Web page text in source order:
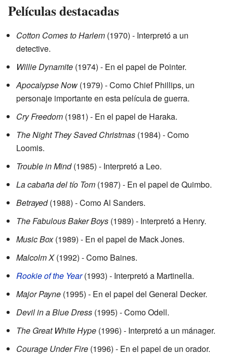
Películas destacadas
Cotton Comes to Harlem (1970) - Interpretó a un
detective.
Willie Dynamite (1974) - En el papel de Pointer.
Apocalypse Now (1979) - Como Chief Phillips, un
personaje importante en esta película de guerra.
Cry Freedom (1981) - En el papel de Haraka.
The Night They Saved Christmas (1984) - Como
Loomis.
Trouble in Mind(1985) - Interpretó a Leo.
La cabaña del tío Tom (1987) - En el papel de Quimbo.
Betrayed(1988) - Como Al Sanders.
The Fabulous Baker Boys (1989) - Interpretó a Henry.
Music Box(1989) - En el papel de Mack Jones.
Malcolm X(1992) - Como Baines.
Rookie of the Year(1993) - Interpretó a Martinella.
Major Payne (1995) - En el papel del General Decker.
Devil in a Blue Dress (1995) - Como Odell.
The Great White Hype (1996) - Interpretó a un mánager.
Courage Under Fire (1996) - En el papel de un orador.